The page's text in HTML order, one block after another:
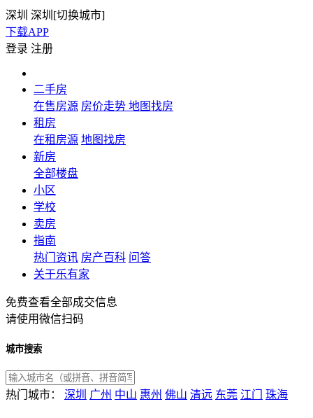
深圳 深圳[切换城市]
下载APP
登录 注册
二手房
在售房源 房价走势 地图找房
租房
在租房源 地图找房
新房
全部楼盘
小区
学校
卖房
指南
热门资讯 房产百科 问答
关于乐有家
免费查看全部成交信息
请使用微信扫码
城市搜索
热门城市： 深圳 广州 中山 惠州 佛山 清远 东莞 江门 珠海